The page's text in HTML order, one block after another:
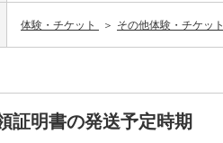
体験・チケット その他体験・チケット
証明書の発送予定時期